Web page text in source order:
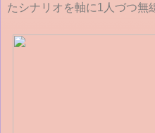
たシナリオを軸に1人づつ無